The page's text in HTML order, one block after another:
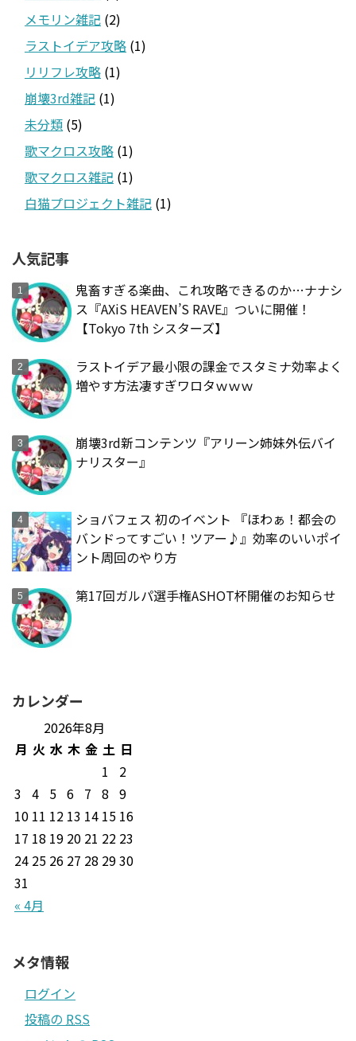
メモリン雑記 (2)
ラストイデア攻略 (1)
リリフレ攻略 (1)
崩壊3rd雑記 (1)
未分類 (5)
歌マクロス攻略 (1)
歌マクロス雑記 (1)
白猫プロジェクト雑記 (1)
人気記事
鬼畜すぎる楽曲、これ攻略できるのか…ナナシ
ス『AXiS HEAVEN’S RAVE』ついに開催！
【Tokyo 7th シスターズ】
ラストイデア最小限の課金でスタミナ効率よく
増やす方法凄すぎワロタｗｗｗ
崩壊3rd新コンテンツ『アリーン姉妹外伝バイ
ナリスター』
ショバフェス 初のイベント 『ほわぁ！都会の
バンドってすごい！ツアー♪』効率のいいポイ
ント周回のやり方
第17回ガルパ選手権ASHOT杯開催のお知らせ
カレンダー
2026年8月
月 火 水 木 金 土 日
« 4月
1
2
3 4 5 6 7 8 9
10 11 12 13 14 15 16
17 18 19 20 21 22 23
24 25 26 27 28 2930
31
メタ情報
ログイン
投稿の RSS